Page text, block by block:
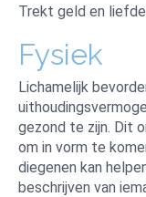
Trekt geld en
Fysiek
Lichamelijk
gezond te zijn. Dit
om in vorm te
diegenen kan
beschrijven van